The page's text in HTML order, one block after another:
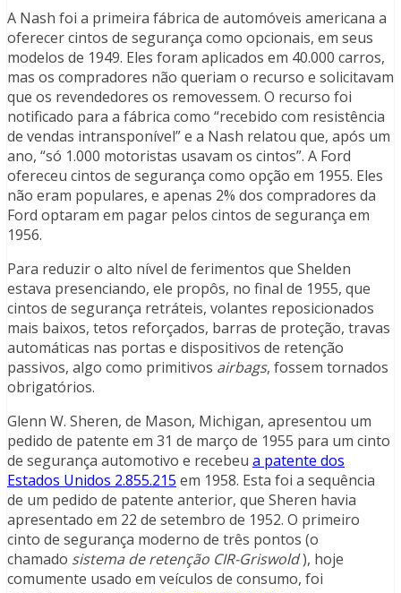
A Nash foi a primeira fábrica de automóveis americana a
oferecer cintos de segurança como opcionais, em seus
modelos de 1949. Eles foram aplicados em 40.000 carros,
mas os compradores não queriam o recurso e solicitavam
que os revendedores os removessem. O recurso foi
notificado para a fábrica como “recebido com resistência
de vendas intransponível” e a Nash relatou que, após um
ano, “só 1.000 motoristas usavam os cintos”. A Ford
ofereceu cintos de segurança como opção em 1955. Eles
não eram populares, e apenas 2% dos compradores da
Ford optaram em pagar pelos cintos de segurança em
1956.
Para reduzir o alto nível de ferimentos que Shelden
estava presenciando, ele propôs, no final de 1955, que
cintos de segurança retráteis, volantes reposicionados
mais baixos, tetos reforçados, barras de proteção, travas
automáticas nas portas e dispositivos de retenção
passivos, algo como primitivos airbags, fossem tornados
obrigatórios.
Glenn W. Sheren, de Mason, Michigan, apresentou um
pedido de patente em 31 de março de 1955 para um cinto
de segurança automotivo e recebeu a patente dos
Estados Unidos 2.855.215 em 1958. Esta foi a sequência
de um pedido de patente anterior, que Sheren havia
apresentado em 22 de setembro de 1952. O primeiro
cinto de segurança moderno de três pontos (o
chamado sistema de retenção CIR-Griswold), hoje
comumente usado em veículos de consumo, foi